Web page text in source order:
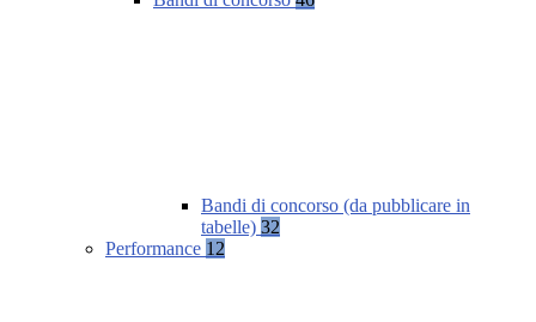
Bandi di concorso (da pubblicare in
tabelle) 32
Performance 12